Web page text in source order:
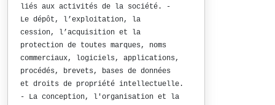
liés aux activités de la société. -
Le dépôt, l’exploitation, la
cession, l’acquisition et la
protection de toutes marques, noms
commerciaux, logiciels, applications,
procédés, brevets, bases de données
et droits de propriété intellectuelle.
- La conception, l'organisation et la